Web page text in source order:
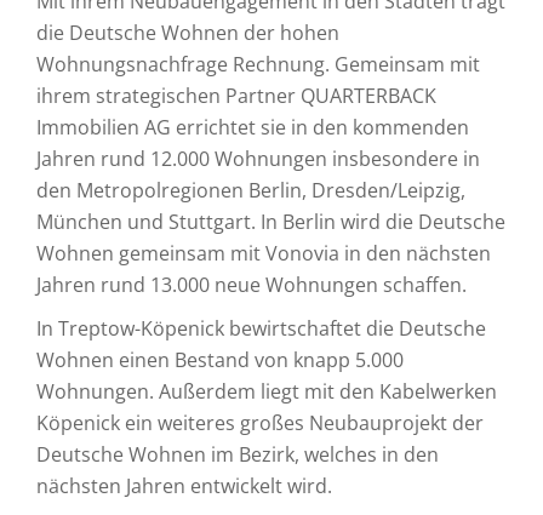
die Deutsche Wohnen der hohen
Wohnungsnachfrage Rechnung. Gemeinsam mit
ihrem strategischen Partner QUARTERBACK
Immobilien AG errichtet sie in den kommenden
Jahren rund 12.000 Wohnungen insbesondere in
den Metropolregionen Berlin, Dresden/Leipzig,
München und Stuttgart. In Berlin wird die Deutsche
Wohnen gemeinsam mit Vonovia in den nächsten
Jahren rund 13.000 neue Wohnungen schaffen.
In Treptow-Köpenick bewirtschaftet die Deutsche
Wohnen einen Bestand von knapp 5.000
Wohnungen. Außerdem liegt mit den Kabelwerken
Köpenick ein weiteres großes Neubauprojekt der
Deutsche Wohnen im Bezirk, welches in den
nächsten Jahren entwickelt wird.